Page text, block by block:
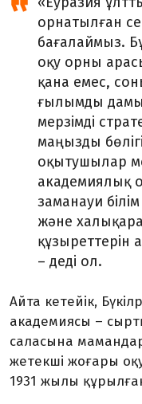
орнатылған
бағалаймыз.
оқу орны
қана емес,
ғылымды
мерзімді
маңызды
оқытушылар
академиялық
заманауи
және
құзыреттерін
– деді ол.
Айта кетейік,
академиясы –
саласына
жетекші жоғары
1931 жылы